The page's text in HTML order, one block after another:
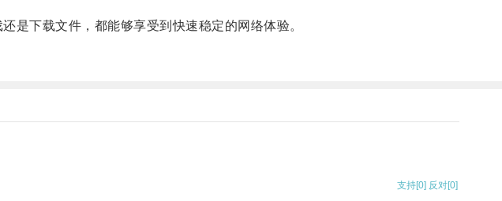
下载文件，都能够享受到快速稳定的网络体验。
支持[0] 反对[0]